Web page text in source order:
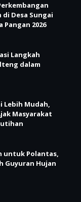
di Desa Sungai
Pangan 2026
Langkah
dalam
Lebih Mudah,
Masyarakat
untuk Polantas,
Guyuran Hujan